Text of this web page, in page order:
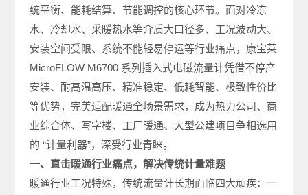
统平衡、能耗结算、节能调控的核心环节。面对冷冻
水、冷却水、采暖热水等介质大口径多、工况波动大、
安装空间受限、系统不能轻易停运等行业痛点，康宝莱
MicroFLOW M6700 系列插入式电磁流量计凭借不停产
安装、耐高温高压、精准稳定、低耗智能、极致性价比
等优势，完美适配暖通全场景需求，成为热力公司、商
业综合体、写字楼、工厂暖通、大型公建项目争相选用
的 “计量利器”，深受行业青睐。
一、直击暖通行业痛点，解决传统计量难题
暖通行业工况特殊，传统流量计长期面临四大顽疾：一